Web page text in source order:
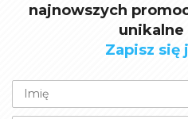
najnowszych
Zapisz się